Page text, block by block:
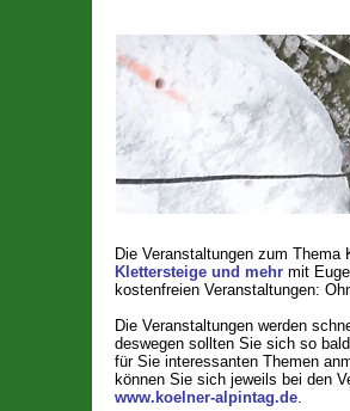
Die Veranstaltungen zum
Klettersteige und mehrmit
kostenfreien Veranstaltungen:
Die Veranstaltungen werden
deswegen sollten Sie sich so
für Sie interessanten Themen
können Sie sich jeweils bei den
www.koelner-alpintag.de.